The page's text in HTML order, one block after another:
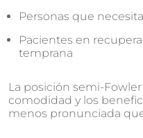
Personas que
Pacientes en
temprana
La posición semi-
comodidad y los
menos pronunciada